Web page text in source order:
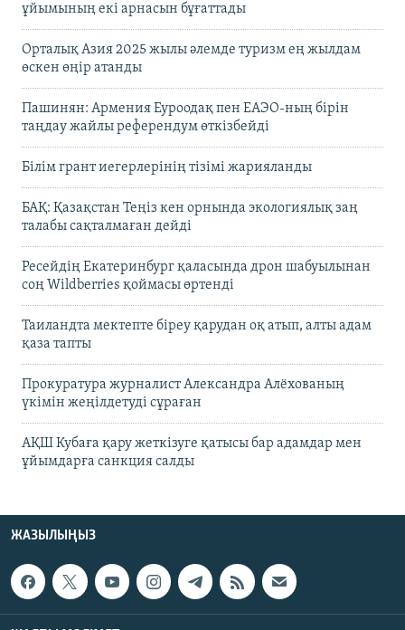
ұйымының екі арнасын бұғаттады
Орталық Азия 2025 жылы әлемде туризм ең жылдам
өскен өңір атанды
Пашинян: Армения Еуроодақ пен ЕАЭО-ның бірін
таңдау жайлы референдум өткізбейді
Білім грант иегерлерінің тізімі жарияланды
БАҚ: Қазақстан Теңіз кен орнында экологиялық заң
талабы сақталмаған дейді
Ресейдің Екатеринбург қаласында дрон шабуылынан
соң Wildberries қоймасы өртенді
Таиландта мектепте біреу қарудан оқ атып, алты адам
қаза тапты
Прокуратура журналист Александра Алёхованың
үкімін жеңілдетуді сұраған
АҚШ Кубаға қару жеткізуге қатысы бар адамдар мен
ұйымдарға санкция салды
ЖАЗЫЛЫҢЫЗ